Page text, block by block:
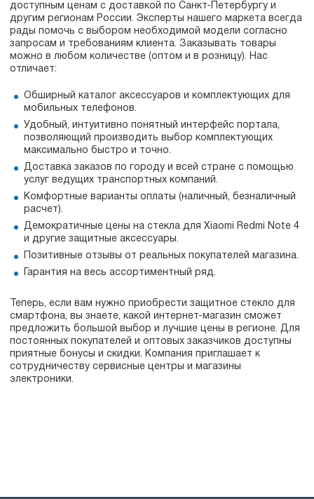
доступным ценам с доставкой по Санкт-Петербургу и
другим регионам России. Эксперты нашего маркета всегда
рады помочь с выбором необходимой модели согласно
запросам и требованиям клиента. Заказывать товары
можно в любом количестве (оптом и в розницу). Нас
отличает:
Обширный каталог аксессуаров и комплектующих для
мобильных телефонов.
Удобный, интуитивно понятный интерфейс портала,
позволяющий производить выбор комплектующих
максимально быстро и точно.
Доставка заказов по городу и всей стране с помощью
услуг ведущих транспортных компаний.
Комфортные варианты оплаты (наличный, безналичный
расчет).
Демократичные цены на стекла для Xiaomi Redmi Note 4
и другие защитные аксессуары.
Позитивные отзывы от реальных покупателей магазина.
Гарантия на весь ассортиментный ряд.
Теперь, если вам нужно приобрести защитное стекло для
смартфона, вы знаете, какой интернет-магазин сможет
предложить большой выбор и лучшие цены в регионе. Для
постоянных покупателей и оптовых заказчиков доступны
приятные бонусы и скидки. Компания приглашает к
сотрудничеству сервисные центры и магазины
электроники.